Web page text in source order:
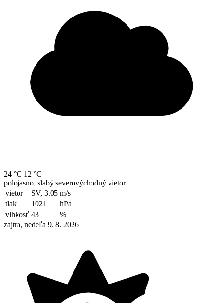
24 °C 12 °C
polojasno, slabý severovýchodný vietor
vietor
SV, 3.05 m/s
tlak
1021
hPa
vlhkosť 43
%
zajtra, nedeľa 9. 8. 2026